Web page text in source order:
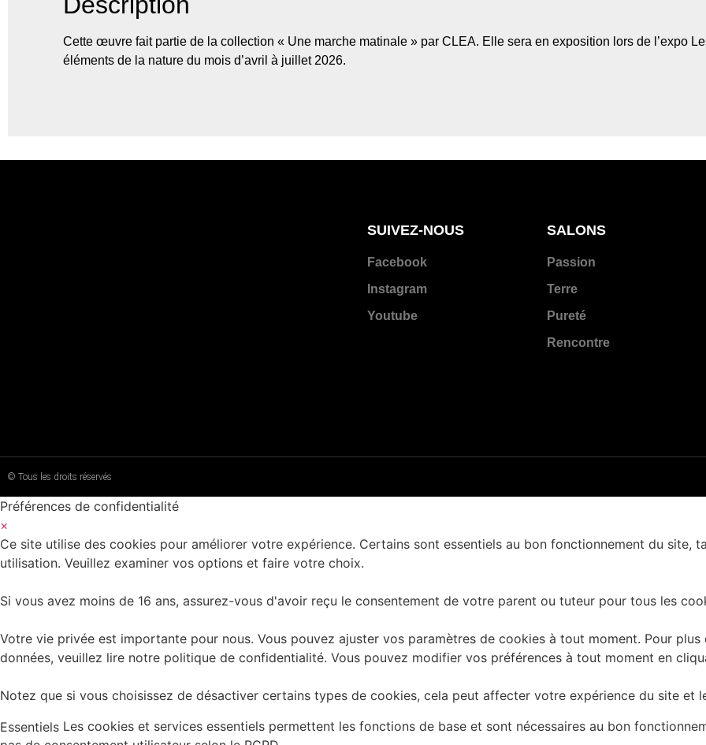
Cette œuvre fait partie de la collection « Une marche matinale » par CLEA. Elle sera en exposition lors de l’expo
éléments de la nature du mois d’avril à juillet 2026.
SUIVEZ-NOUS
Facebook
Instagram
Youtube
SALONS
Passion
Terre
Pureté
Rencontre
© Tous les droits réservés
Préférences de confidentialité
×
Ce site utilise des cookies pour améliorer votre expérience. Certains sont essentiels au bon fonctionnement du site,
utilisation. Veuillez examiner vos options et faire votre choix.
Si vous avez moins de 16 ans, assurez-vous d'avoir reçu le consentement de votre parent ou tuteur pour tous les
Votre vie privée est importante pour nous. Vous pouvez ajuster vos paramètres de cookies à tout moment. Pour
données, veuillez lire notre politique de confidentialité. Vous pouvez modifier vos préférences à tout moment en
Notez que si vous choisissez de désactiver certains types de cookies, cela peut affecter votre expérience du site et
Essentiels Les cookies et services essentiels permettent les fonctions de base et sont nécessaires au bon